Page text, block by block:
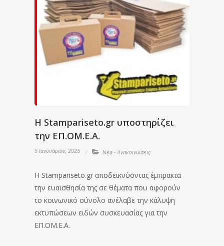
H Stampariseto.gr υποστηρίζει
την ΕΠ.ΟΜ.Ε.Α.
5 Ιανουαρίου, 2025 Νέα - Ανακοινώσεις
Η Stampariseto.gr αποδεικνύοντας έμπρακτα
την ευαισθησία της σε θέματα που αφορούν
το κοινωνικό σύνολο ανέλαβε την κάλυψη
εκτυπώσεων ειδών συσκευασίας για την
ΕΠ.ΟΜ.Ε.Α.